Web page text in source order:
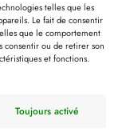
telles que les
Le fait de consentir
que le comportement
consentir ou de retirer son
et fonctions.
Toujours activé